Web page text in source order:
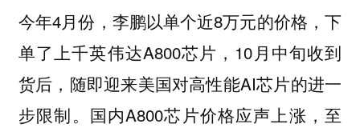
今年4月份，李鹏以单个近8万元的价格，下
单了上千英伟达A800芯片，10月中旬收到
货后，随即迎来美国对高性能AI芯片的进一
步限制。国内A800芯片价格应声上涨，至